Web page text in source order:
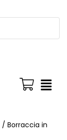
/ Borraccia in